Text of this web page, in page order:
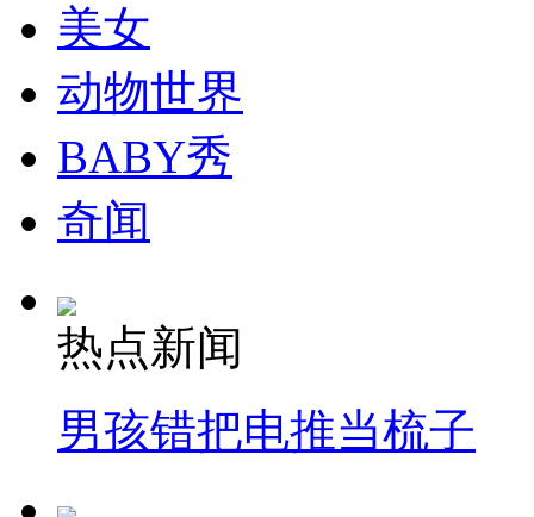
纽约上演“枕头大战”
司机酒驾遇交警 急速倒车逃窜
美女
动物世界
BABY秀
奇闻
热点新闻
男孩错把电推当梳子